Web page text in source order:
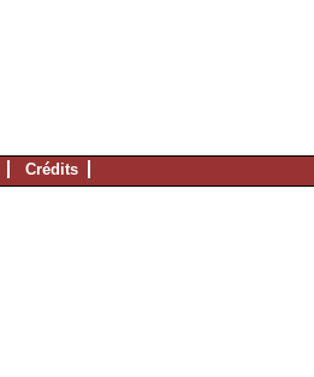
Crédits